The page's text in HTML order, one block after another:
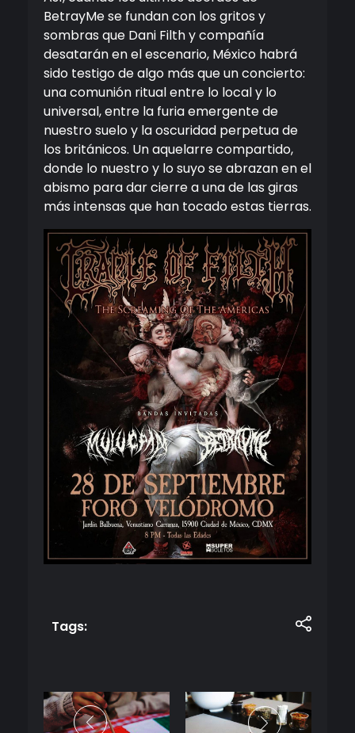
BetrayMe se fundan con los gritos y
sombras que Dani Filth y compañía
desatarán en el escenario, México habrá
sido testigo de algo más que un concierto:
una comunión ritual entre lo local y lo
universal, entre la furia emergente de
nuestro suelo y la oscuridad perpetua de
los británicos. Un aquelarre compartido,
donde lo nuestro y lo suyo se abrazan en el
abismo para dar cierre a una de las giras
más intensas que han tocado estas tierras.
Tags: